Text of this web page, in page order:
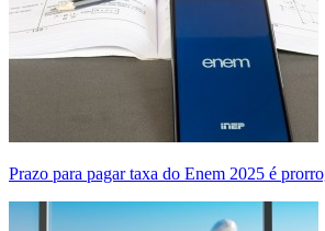
Prazo para pagar taxa do Enem 2025 é